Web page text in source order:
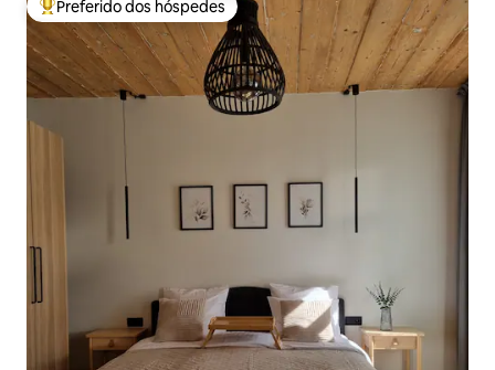
Entre os melhores preferidos dos hóspedes
Preferido dos hóspedes